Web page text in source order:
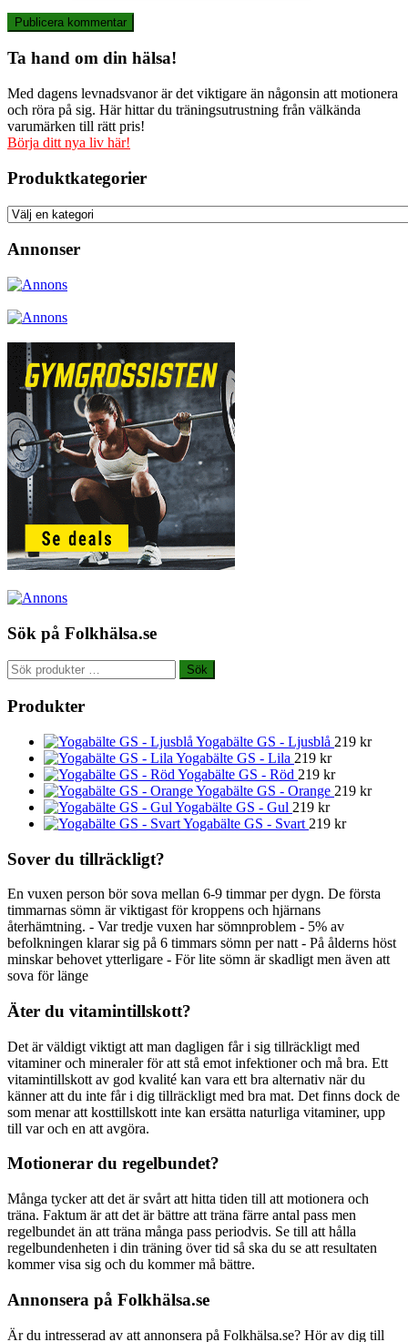
Ta hand om din hälsa!
Med dagens levnadsvanor är det viktigare än någonsin att motionera
och röra på sig. Här hittar du träningsutrustning från välkända
varumärken till rätt pris!
Börja ditt nya liv här!
Produktkategorier
Annonser
Sök på Folkhälsa.se
Sök
efter:
Sök
Produkter
Yogabälte GS - Ljusblå 219 kr
Yogabälte GS - Lila 219 kr
Yogabälte GS - Röd 219 kr
Yogabälte GS - Orange 219 kr
Yogabälte GS - Gul 219 kr
Yogabälte GS - Svart 219 kr
Sover du tillräckligt?
En vuxen person bör sova mellan 6-9 timmar per dygn. De första
timmarnas sömn är viktigast för kroppens och hjärnans
återhämtning. - Var tredje vuxen har sömnproblem - 5% av
befolkningen klarar sig på 6 timmars sömn per natt - På ålderns höst
minskar behovet ytterligare - För lite sömn är skadligt men även att
sova för länge
Äter du vitamintillskott?
Det är väldigt viktigt att man dagligen får i sig tillräckligt med
vitaminer och mineraler för att stå emot infektioner och må bra. Ett
vitamintillskott av god kvalité kan vara ett bra alternativ när du
känner att du inte får i dig tillräckligt med bra mat. Det finns dock de
som menar att kosttillskott inte kan ersätta naturliga vitaminer, upp
till var och en att avgöra.
Motionerar du regelbundet?
Många tycker att det är svårt att hitta tiden till att motionera och
träna. Faktum är att det är bättre att träna färre antal pass men
regelbundet än att träna många pass periodvis. Se till att hålla
regelbundenheten i din träning över tid så ska du se att resultaten
kommer visa sig och du kommer må bättre.
Annonsera på Folkhälsa.se
Är du intresserad av att annonsera på Folkhälsa.se? Hör av dig till